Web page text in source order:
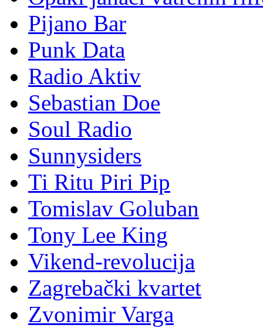
Pijano Bar
Punk Data
Radio Aktiv
Sebastian Doe
Soul Radio
Sunnysiders
Ti Ritu Piri Pip
Tomislav Goluban
Tony Lee King
Vikend-revolucija
Zagrebački kvartet
Zvonimir Varga